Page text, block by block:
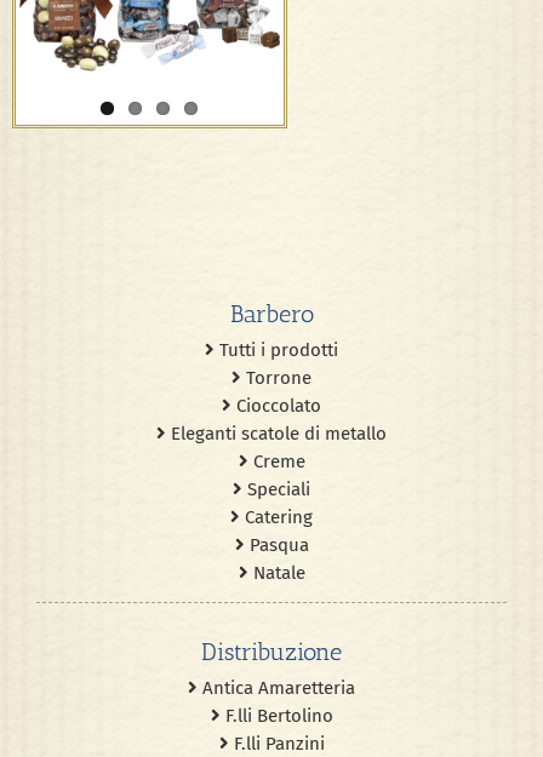
Barbero
Tutti i prodotti
Torrone
Cioccolato
Eleganti scatole di metallo
Creme
Speciali
Catering
Pasqua
Natale
Distribuzione
Antica Amaretteria
F.lli Bertolino
F.lli Panzini